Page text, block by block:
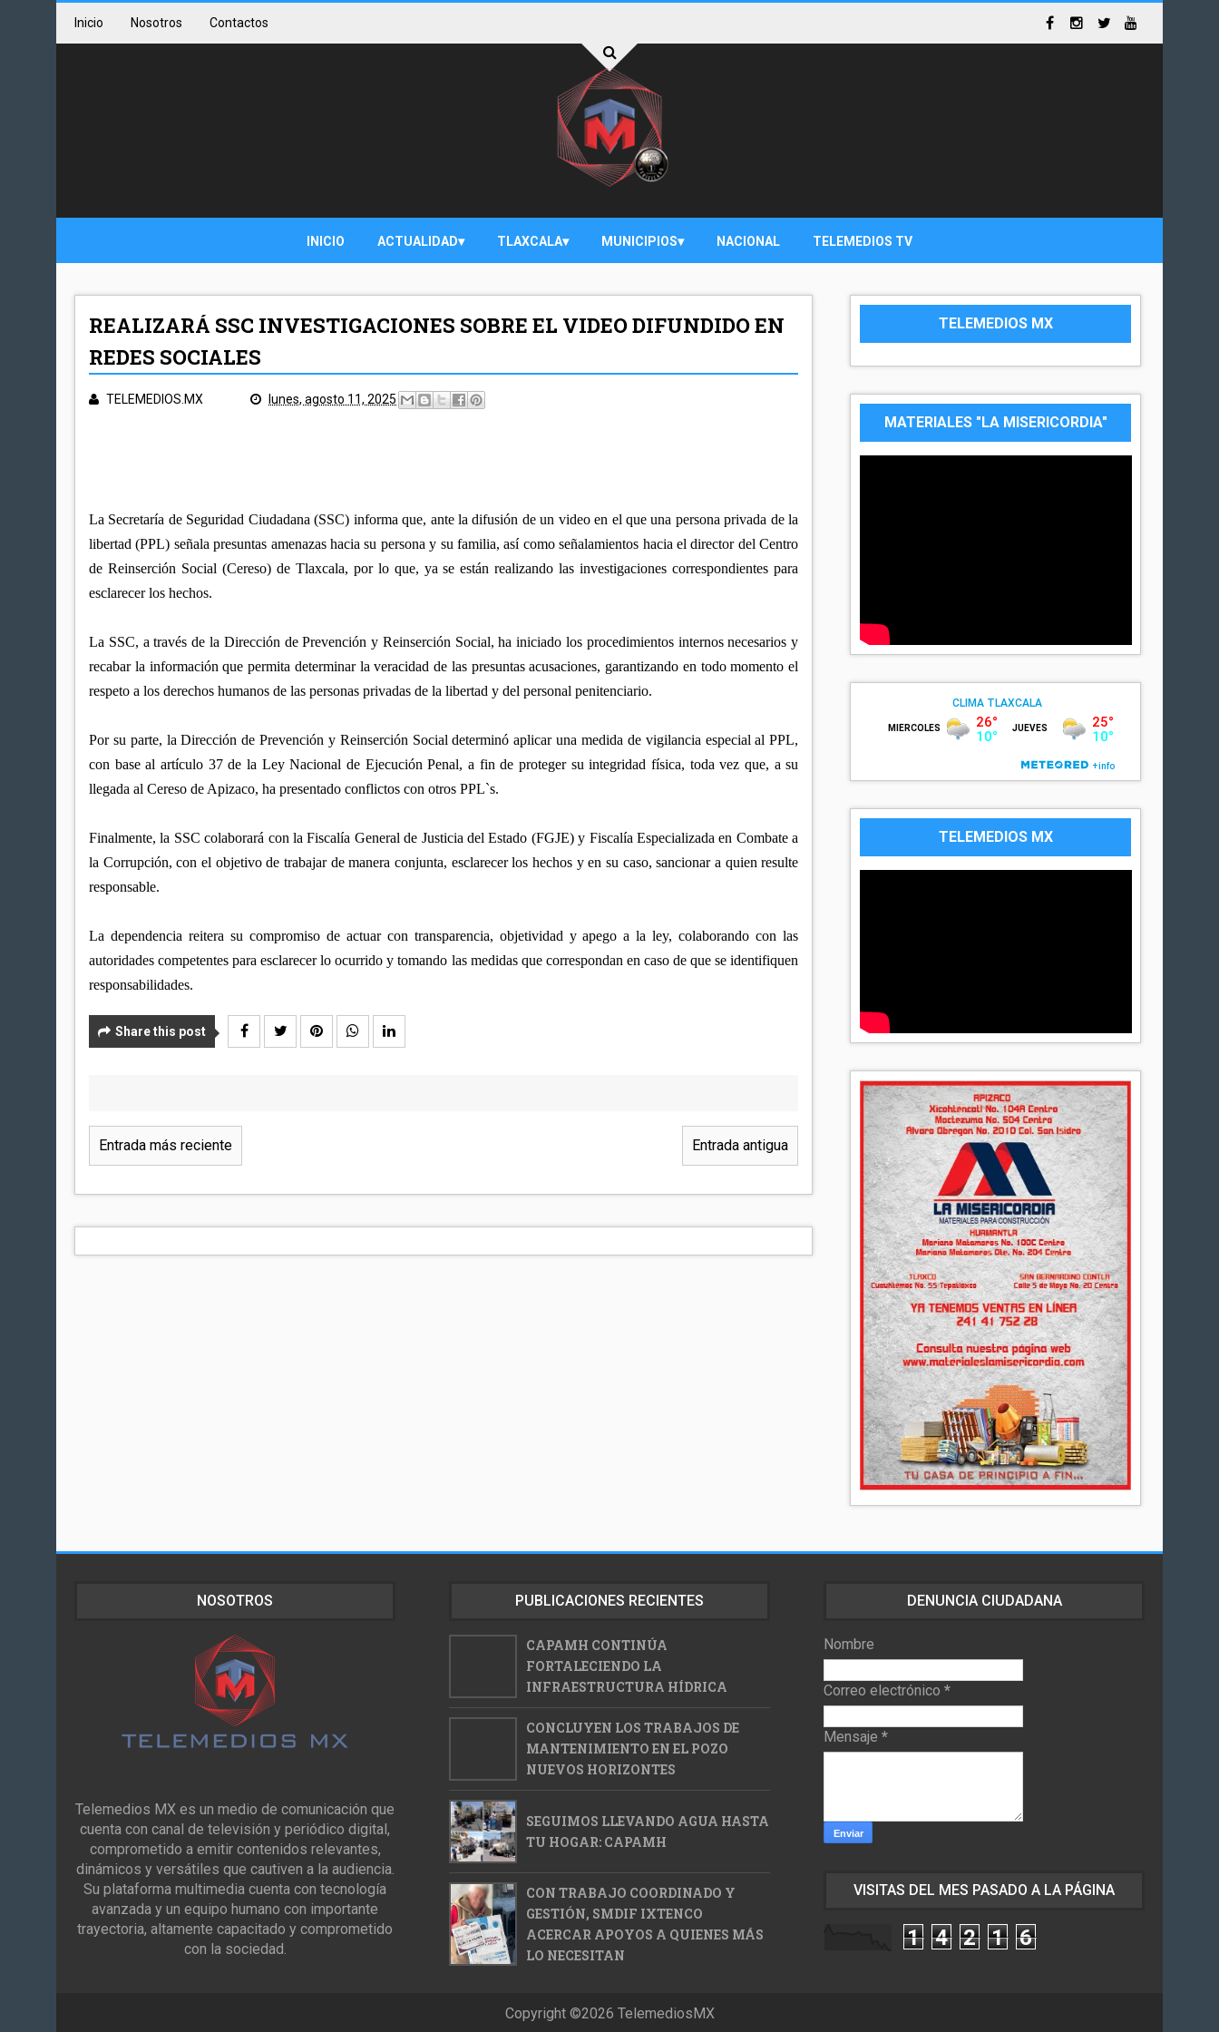
Inicio Nosotros Contactos
INICIO ACTUALIDAD TLAXCALA MUNICIPIOS NACIONAL TELEMEDIOS TV
REALIZARÁ SSC INVESTIGACIONES SOBRE EL VIDEO DIFUNDIDO EN
REDES SOCIALES
TELEMEDIOS.MX lunes, agosto 11, 2025
La Secretaría de Seguridad Ciudadana (SSC) informa que, ante la difusión de un video en el que una persona privada de la
libertad (PPL) señala presuntas amenazas hacia su persona y su familia, así como señalamientos hacia el director del Centro
de Reinserción Social (Cereso) de Tlaxcala, por lo que, ya se están realizando las investigaciones correspondientes para
esclarecer los hechos.
La SSC, a través de la Dirección de Prevención y Reinserción Social, ha iniciado los procedimientos internos necesarios y
recabar la información que permita determinar la veracidad de las presuntas acusaciones, garantizando en todo momento el
respeto a los derechos humanos de las personas privadas de la libertad y del personal penitenciario.
Por su parte, la Dirección de Prevención y Reinserción Social determinó aplicar una medida de vigilancia especial al PPL,
con base al artículo 37 de la Ley Nacional de Ejecución Penal, a fin de proteger su integridad física, toda vez que, a su
llegada al Cereso de Apizaco, ha presentado conflictos con otros PPL`s.
Finalmente, la SSC colaborará con la Fiscalía General de Justicia del Estado (FGJE) y Fiscalía Especializada en Combate a
la Corrupción, con el objetivo de trabajar de manera conjunta, esclarecer los hechos y en su caso, sancionar a quien resulte
responsable.
La dependencia reitera su compromiso de actuar con transparencia, objetividad y apego a la ley, colaborando con las
autoridades competentes para esclarecer lo ocurrido y tomando las medidas que correspondan en caso de que se identifiquen
responsabilidades.
Share this post
Entrada más reciente Entrada antigua
TELEMEDIOS MX
MATERIALES "LA MISERICORDIA"
TELEMEDIOS MX
NOSOTROS
Telemedios MX es un medio de comunicación que
cuenta con canal de televisión y periódico digital,
comprometido a emitir contenidos relevantes,
dinámicos y versátiles que cautiven a la audiencia.
Su plataforma multimedia cuenta con tecnología
avanzada y un equipo humano con importante
trayectoria, altamente capacitado y comprometido
con la sociedad.
PUBLICACIONES RECIENTES
CAPAMH CONTINÚA
FORTALECIENDO LA
INFRAESTRUCTURA HÍDRICA
CONCLUYEN LOS TRABAJOS DE
MANTENIMIENTO EN EL POZO
NUEVOS HORIZONTES
SEGUIMOS LLEVANDO AGUA HASTA
TU HOGAR: CAPAMH
CON TRABAJO COORDINADO Y
GESTIÓN, SMDIF IXTENCO
ACERCAR APOYOS A QUIENES MÁS
LO NECESITAN
DENUNCIA CIUDADANA
Nombre
Correo electrónico *
Mensaje *
VISITAS DEL MES PASADO A LA PÁGINA
1 4 2 1 6
Copyright ©2026 TelemediosMX